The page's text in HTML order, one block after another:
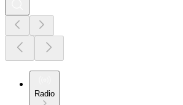
Radio